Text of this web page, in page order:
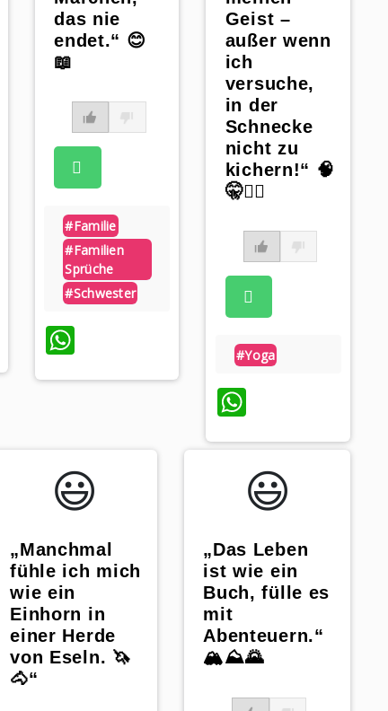
das nie
endet.“ 😊
📖
#familie
#familien
Sprüche
#schwester
Geist –
außer wenn
ich
versuche,
in der
Schnecke
nicht zu
kichern!“ 🧠
🤫🧘‍♂️
#yoga
WhatsApp
😃️
„Manchmal
fühle ich mich
wie ein
Einhorn in
einer Herde
von Eseln. 🦄
🐴“
😃️
„Das Leben
ist wie ein
Buch, fülle es
mit
Abenteuern.“
🏔⛰🌄